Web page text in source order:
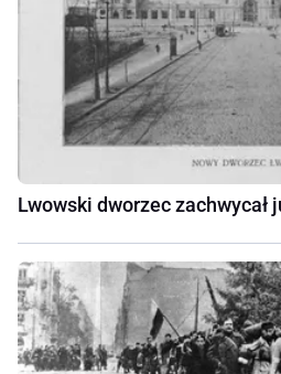
Lwowski dworzec zachwycał